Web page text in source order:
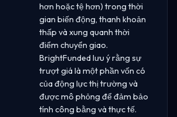
hơn hoặc tệ hơn) trong thời
gian biến động, thanh khoản
thấp và xung quanh thời
điểm chuyển giao.
BrightFunded lưu ý rằng sự
trượt giá là một phần vốn có
của động lực thị trường và
được mô phỏng để đảm bảo
tính công bằng và thực tế.